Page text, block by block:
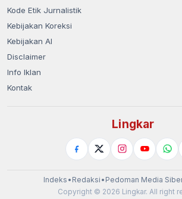
Kode Etik Jurnalistik
Kebijakan Koreksi
Kebijakan AI
Disclaimer
Info Iklan
Kontak
Lingkar
Indeks • Redaksi • Pedoman Media
Copyright © 2026 Lingkar. All right